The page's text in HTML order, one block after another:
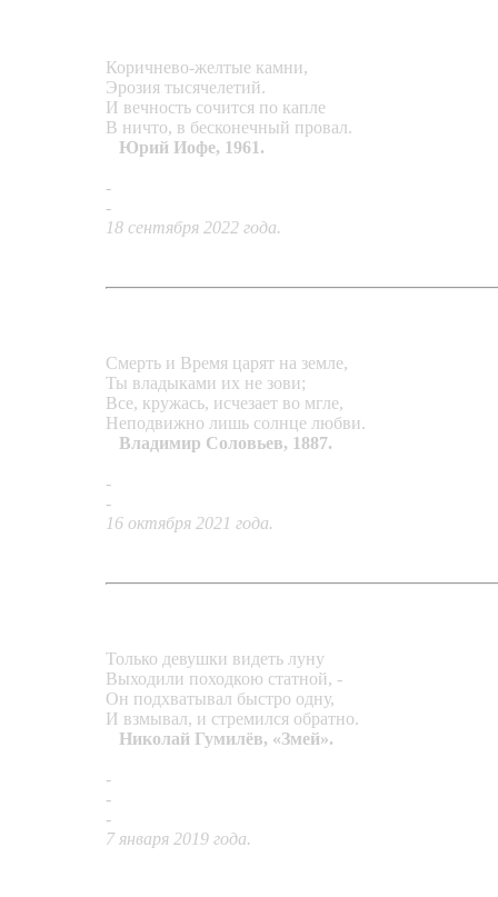
Коричнево-желтые камни,
Эрозия тысячелетий.
И вечность сочится по капле
В ничто, в бесконечный провал.
Юрий Иофе, 1961.
-
-
18 сентября 2022 года.
Смерть и Время царят на земле,
Ты владыками их не зови;
Все, кружась, исчезает во мгле,
Неподвижно лишь солнце любви.
Владимир Соловьев, 1887.
-
-
16 октября 2021 года.
Только девушки видеть луну
Выходили походкою статной, -
Он подхватывал быстро одну,
И взмывал, и стремился обратно.
Николай Гумилёв, «Змей».
-
-
-
7 января 2019 года.